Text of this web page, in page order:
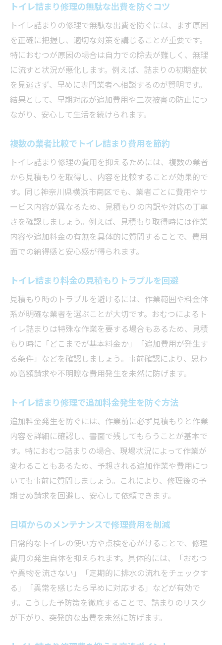
トイレ詰まり修理の無駄な出費を防ぐコツ
トイレ詰まりの修理で無駄な出費を防ぐには、まず原因
を正確に把握し、適切な対策を講じることが重要です。
特におむつが原因の場合は自力での除去が難しく、無理
に流すと状況が悪化します。例えば、詰まりの初期症状
を見逃さず、早めに専門業者へ相談するのが賢明です。
結果として、早期対応が追加費用や二次被害の防止につ
ながり、安心して生活を続けられます。
複数の業者比較でトイレ詰まり費用を節約
トイレ詰まり修理の費用を抑えるためには、複数の業者
から見積もりを取得し、内容を比較することが効果的で
す。同じ神奈川県横浜市南区でも、業者ごとに費用やサ
ービス内容が異なるため、見積もりの内訳や対応の丁寧
さを確認しましょう。例えば、見積もり取得時には作業
内容や追加料金の有無を具体的に質問することで、費用
面での納得感と安心感が得られます。
トイレ詰まり料金の見積もりトラブルを回避
見積もり時のトラブルを避けるには、作業範囲や料金体
系が明確な業者を選ぶことが大切です。おむつによるト
イレ詰まりは特殊な作業を要する場合もあるため、見積
もり時に「どこまでが基本料金か」「追加費用が発生す
る条件」などを確認しましょう。事前確認により、思わ
ぬ高額請求や不明瞭な費用発生を未然に防げます。
トイレ詰まり修理で追加料金発生を防ぐ方法
追加料金発生を防ぐには、作業前に必ず見積もりと作業
内容を詳細に確認し、書面で残してもらうことが基本で
す。特におむつ詰まりの場合、現場状況によって作業が
変わることもあるため、予想される追加作業や費用につ
いても事前に質問しましょう。これにより、修理後の予
期せぬ請求を回避し、安心して依頼できます。
日頃からのメンテナンスで修理費用を削減
日常的なトイレの使い方や点検を心がけることで、修理
費用の発生自体を抑えられます。具体的には、「おむつ
や異物を流さない」「定期的に排水の流れをチェックす
る」「異常を感じたら早めに対応する」などが有効で
す。こうした予防策を徹底することで、詰まりのリスク
が下がり、突発的な出費を未然に防げます。